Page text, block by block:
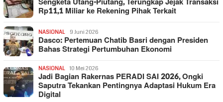
Rp11,1 Miliar ke Rekening Pihak Terkait
NASIONAL 9 Juni 2026
Dasco: Pertemuan Chatib Basri dengan Presiden
Bahas Strategi Pertumbuhan Ekonomi
NASIONAL 10 Mei 2026
Jadi Bagian Rakernas PERADI SAI 2026, Ongki
Saputra Tekankan Pentingnya Adaptasi Hukum Era
Digital